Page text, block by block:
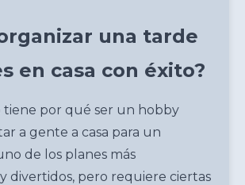
una tarde
en casa con éxito?
tiene por qué ser un hobby
a gente a casa para un
de los planes más
divertidos, pero requiere ciertas